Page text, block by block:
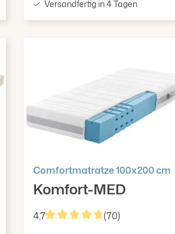
Versandfertig in 4 Tagen
Comfortmatratze 100x200 cm
Komfort-MED
4,7
(70)